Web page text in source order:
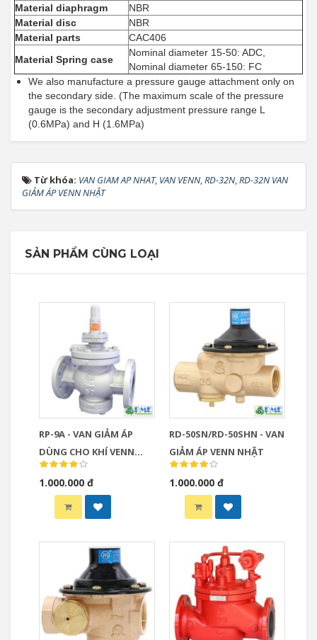
Material diaphragm
NBR
Material disc
NBR
Material parts
CAC406
Material Spring case
Nominal diameter 15-50: ADC,
Nominal diameter 65-150: FC
We also manufacture a pressure gauge attachment only on
the secondary side. (The maximum scale of the pressure
gauge is the secondary adjustment pressure range L
(0.6MPa) and H (1.6MPa)
Từ khóa: VAN GIAM AP NHAT, VAN VENN,RD-32N,RD-32N VAN
GIẢM ÁP VENN NHẬT
SẢN PHẨM CÙNG LOẠI
RP-9A - VAN GIẢM ÁP
DÙNG CHO KHÍ VENN
NHẬT
1.000.000 đ
RD-50SN/RD-50SHN - VAN
GIẢM ÁP VENN NHẬT
1.000.000 đ